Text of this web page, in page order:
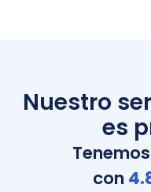
Nuestro
es
Tenemos
con